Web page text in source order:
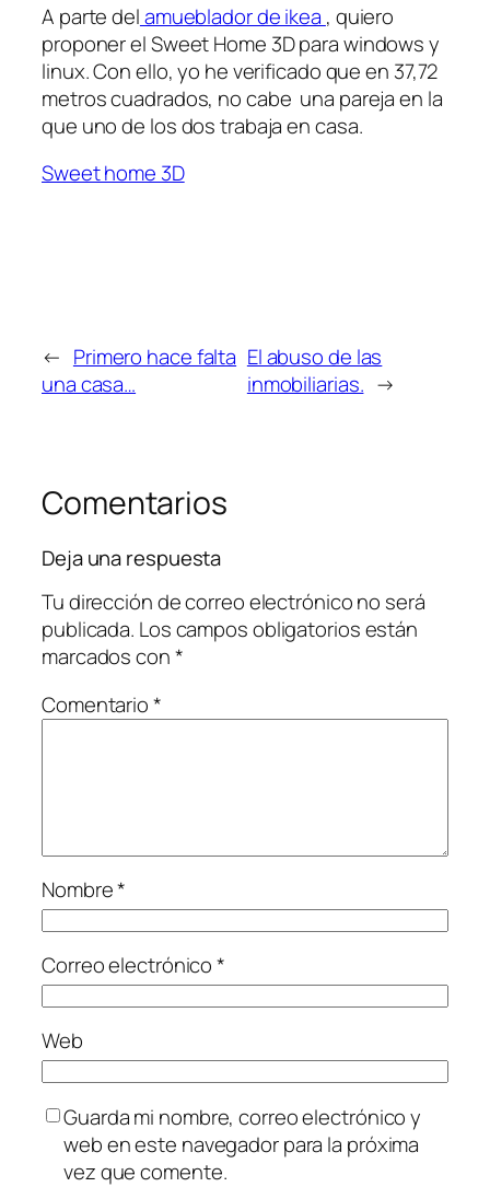
A parte delamueblador de ikea , quiero
proponer el Sweet Home 3D para windows y
linux. Con ello, yo he verificado que en 37,72
metros cuadrados, no cabe una pareja en la
que uno de los dos trabaja en casa.
Sweet home 3D
← Primero hace falta
una casa…
El abuso de las
inmobiliarias. →
Comentarios
Deja una respuesta
Tu dirección de correo electrónico no será
publicada. Los campos obligatorios están
marcados con*
Comentario*
Nombre*
Correo electrónico*
Web
Guarda mi nombre, correo electrónico y
web en este navegador para la próxima
vez que comente.